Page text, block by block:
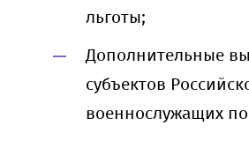
льготы;
Дополнительные
субъектов
военнослужащих по